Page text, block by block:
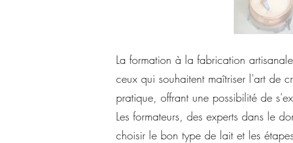
La formation à la fabrication
ceux qui souhaitent maîtriser l'art de
pratique, offrant une possibilité de
Les formateurs, des experts dans le
choisir le bon type de lait et les